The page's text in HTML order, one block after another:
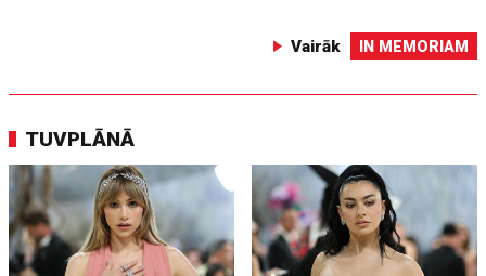
Vairāk IN MEMORIAM
TUVPLĀNĀ